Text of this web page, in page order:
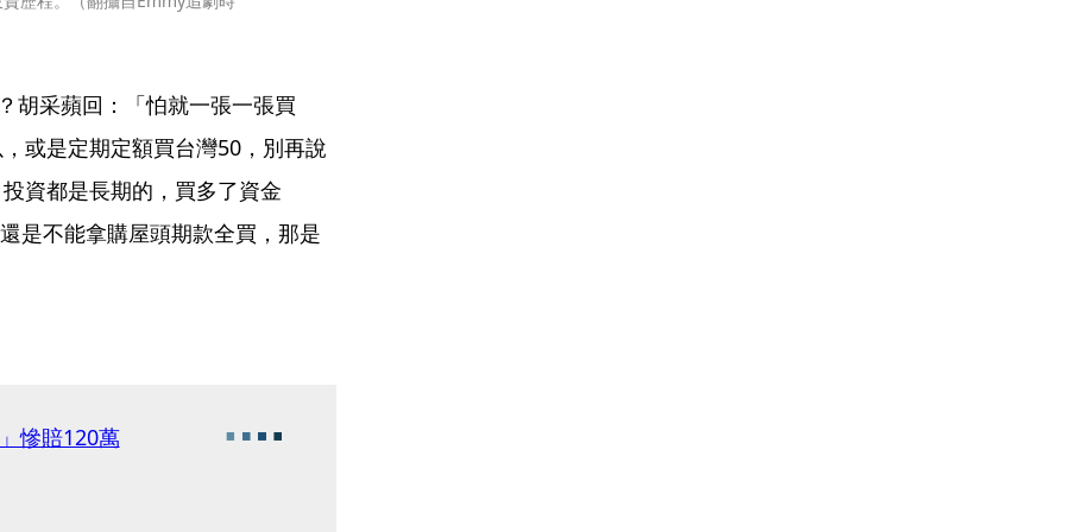
胡采蘋回：「怕就一張一張買
或是定期定額買台灣50，別再說
資都是長期的，買多了資金
是不能拿購屋頭期款全買，那是
慘賠120萬